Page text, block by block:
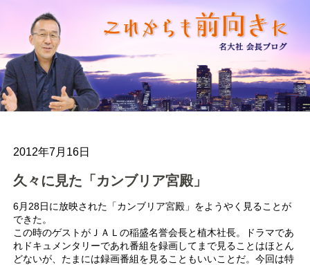
2012年7月16日
久々に見た「カンブリア宮殿」
6月28日に放映された「カンブリア宮殿」をようやく見ることが
できた。
この時のゲストがＪＡＬの稲盛名誉会長と植木社長。ドラマであ
れドキュメンタリーであれ番組を録画してまで見ることはほとん
どないが、たまには録画番組を見ることもいいことだ。今回は特